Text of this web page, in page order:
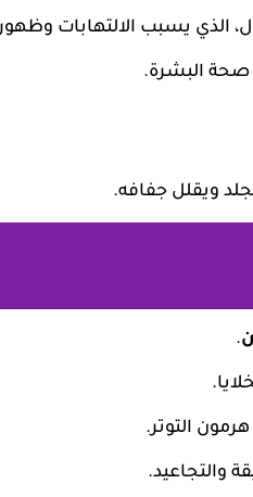
الذي يسبب الالتهابات
صحة البشرة.
ويقلل جفافه.
.
التوتر.
والتجاعيد.